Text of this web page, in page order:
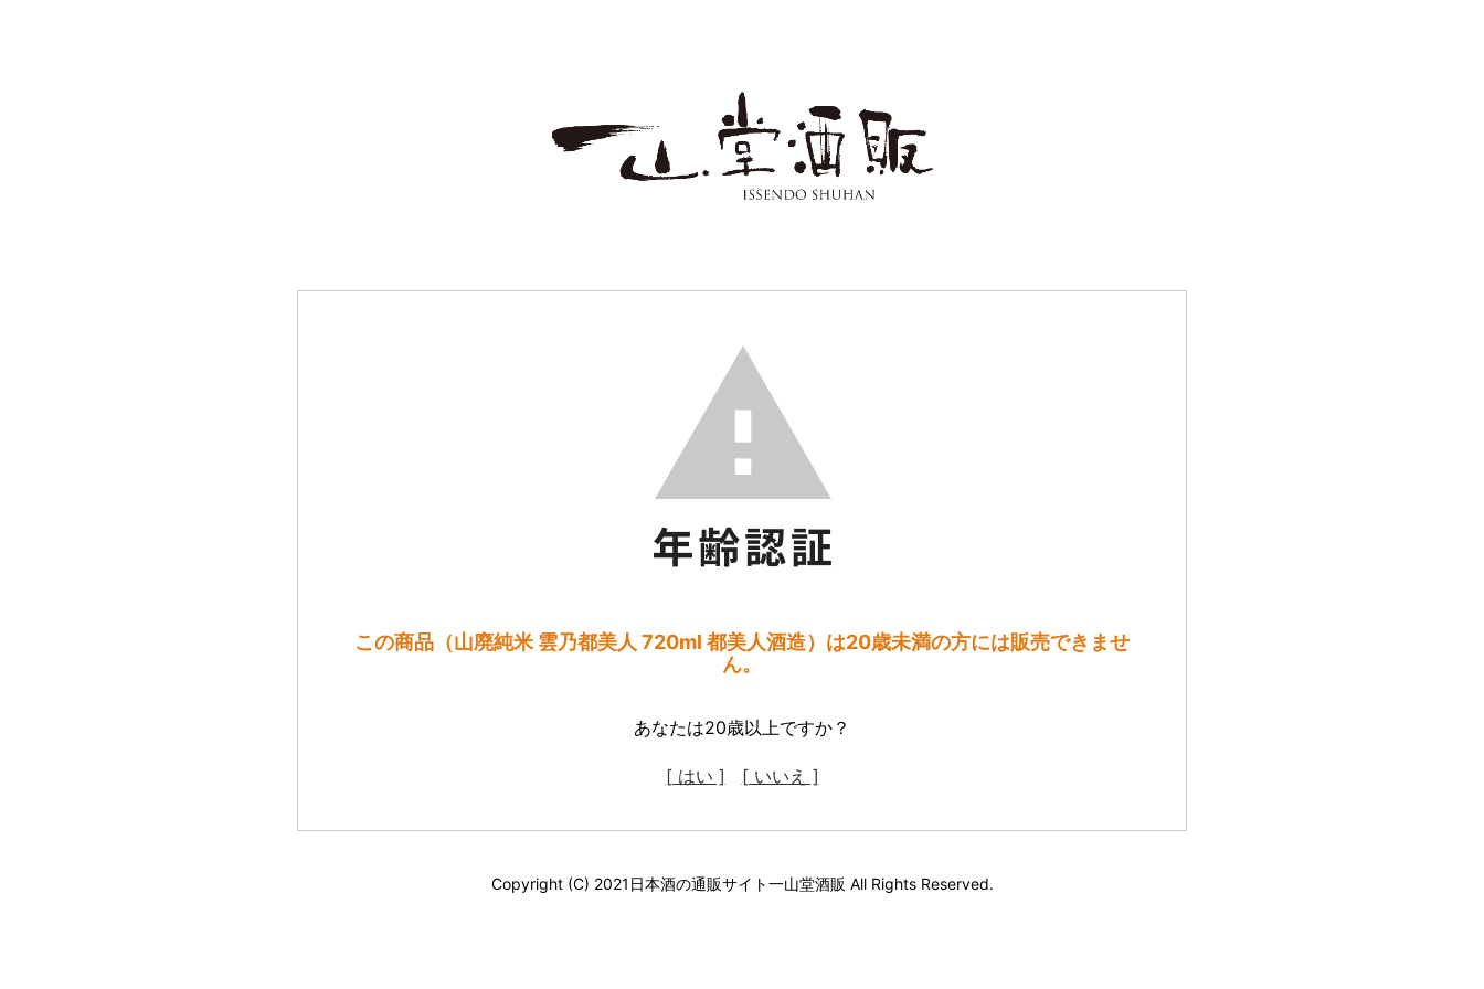
この商品（山廃純米 雲乃都美人 720ml 都美人酒造）は20歳未満の方には販売できませ
ん。
あなたは20歳以上ですか？
[ はい ] [ いいえ ]
Copyright (C) 2021日本酒の通販サイト一山堂酒販 All Rights Reserved.